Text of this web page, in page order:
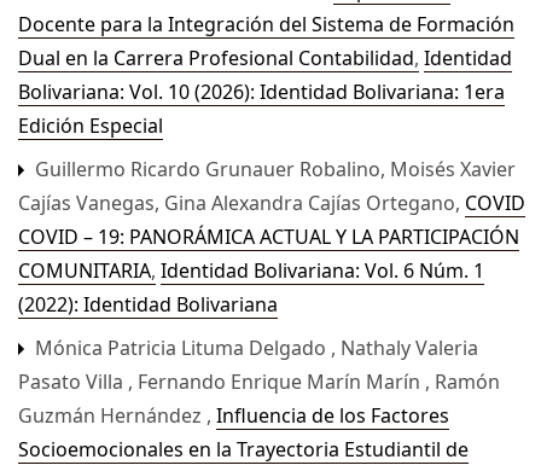
Docente para la Integración del Sistema de Formación
Dual en la Carrera Profesional Contabilidad, Identidad
Bolivariana: Vol. 10 (2026): Identidad Bolivariana: 1era
Edición Especial
Guillermo Ricardo Grunauer Robalino, Moisés Xavier
Cajías Vanegas, Gina Alexandra Cajías Ortegano, COVID
COVID – 19: PANORÁMICA ACTUAL Y LA PARTICIPACIÓN
COMUNITARIA, Identidad Bolivariana: Vol. 6 Núm. 1
(2022): Identidad Bolivariana
Mónica Patricia Lituma Delgado , Nathaly Valeria
Pasato Villa , Fernando Enrique Marín Marín , Ramón
Guzmán Hernández , Influencia de los Factores
Socioemocionales en la Trayectoria Estudiantil de